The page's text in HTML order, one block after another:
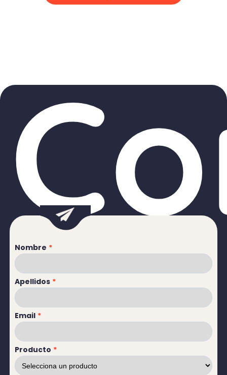
Nombre *
Apellidos *
Email *
Producto *